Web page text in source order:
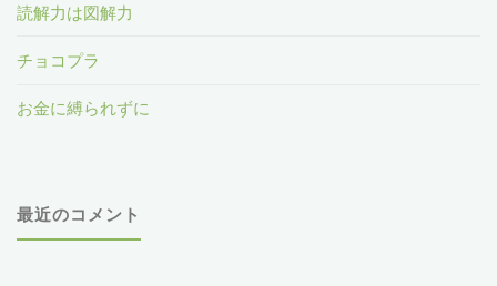
読解力は図解力
チョコプラ
お金に縛られずに
最近のコメント